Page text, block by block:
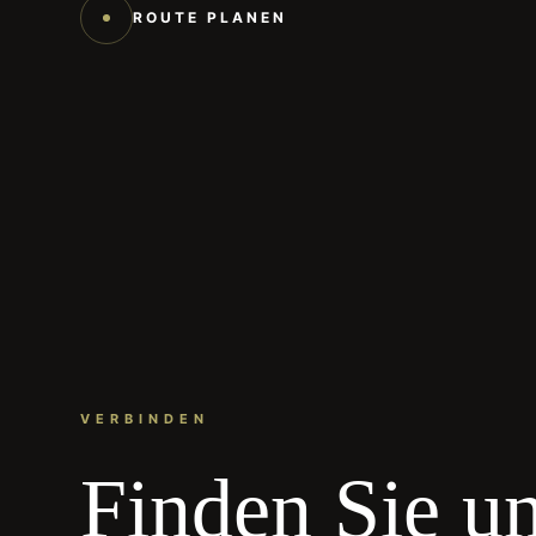
ROUTE PLANEN
VERBINDEN
Finden Sie